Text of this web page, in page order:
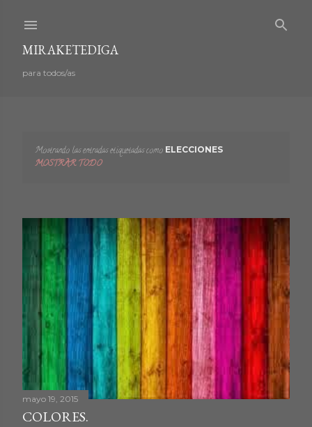
MIRAKETEDIGA
para todos/as
E
t
a
d
a
s
Mostrando las entradas etiquetadas como ELECCIONES
MOSTRAR TODO
mayo 19, 2015
COLORES.